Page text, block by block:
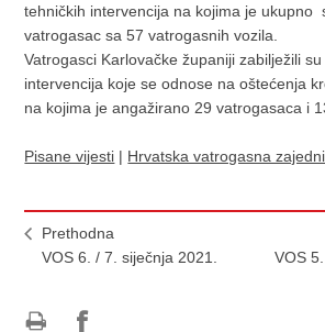
tehničkih intervencija na kojima je ukupno
vatrogasac sa 57 vatrogasnih vozila.
Vatrogasci Karlovačke županiji zabilježili
intervencija koje se odnose na oštećenja
na kojima je angažirano 29 vatrogasaca i
Pisane vijesti | Hrvatska vatrogasna
Prethodna
VOS 6. / 7. siječnja 2021.
VOS